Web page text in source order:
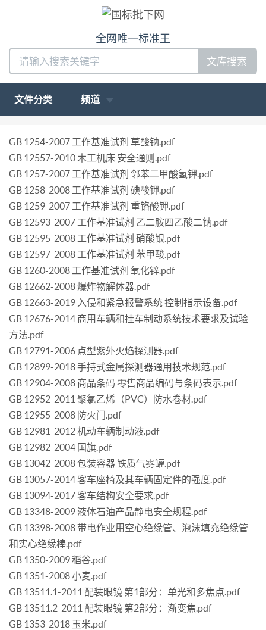
全网唯一标准王
文库搜索
文件分类 频道
GB 1254-2007 工作基准试剂 草酸钠.pdf
GB 12557-2010 木工机床 安全通则.pdf
GB 1257-2007 工作基准试剂 邻苯二甲酸氢钾.pdf
GB 1258-2008 工作基准试剂 碘酸钾.pdf
GB 1259-2007 工作基准试剂 重铬酸钾.pdf
GB 12593-2007 工作基准试剂 乙二胺四乙酸二钠.pdf
GB 12595-2008 工作基准试剂 硝酸银.pdf
GB 12597-2008 工作基准试剂 苯甲酸.pdf
GB 1260-2008 工作基准试剂 氧化锌.pdf
GB 12662-2008 爆炸物解体器.pdf
GB 12663-2019 入侵和紧急报警系统 控制指示设备.pdf
GB 12676-2014 商用车辆和挂车制动系统技术要求及试验
方法.pdf
GB 12791-2006 点型紫外火焰探测器.pdf
GB 12899-2018 手持式金属探测器通用技术规范.pdf
GB 12904-2008 商品条码 零售商品编码与条码表示.pdf
GB 12952-2011 聚氯乙烯（PVC）防水卷材.pdf
GB 12955-2008 防火门.pdf
GB 12981-2012 机动车辆制动液.pdf
GB 12982-2004 国旗.pdf
GB 13042-2008 包装容器 铁质气雾罐.pdf
GB 13057-2014 客车座椅及其车辆固定件的强度.pdf
GB 13094-2017 客车结构安全要求.pdf
GB 13348-2009 液体石油产品静电安全规程.pdf
GB 13398-2008 带电作业用空心绝缘管、泡沫填充绝缘管
和实心绝缘棒.pdf
GB 1350-2009 稻谷.pdf
GB 1351-2008 小麦.pdf
GB 13511.1-2011 配装眼镜 第1部分：单光和多焦点.pdf
GB 13511.2-2011 配装眼镜 第2部分：渐变焦.pdf
GB 1353-2018 玉米.pdf